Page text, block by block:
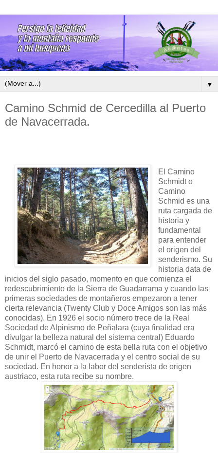
▼
Camino Schmid de Cercedilla al Puerto
de Navacerrada.
El Camino
Schmidt o
Camino
Schmid es una
ruta cargada de
historia y
fundamental
para entender
el origen del
senderismo. Su
historia data de
inicios del siglo pasado, momento en que comienza el
redescubrimiento de la Sierra de Guadarrama y cuando las
primeras sociedades de montañeros empezaron a tener
cierta relevancia (Twenty Club y Doce Amigos son las más
conocidas). En 1926 el socio número trece de la Real
Sociedad de Alpinismo de Peñalara (cuya finalidad era
divulgar la belleza natural del sistema central) Eduardo
Schmidt, marcó el camino de esta bella ruta con el objetivo
de unir el Puerto de Navacerrada y el centro social de su
sociedad. En honor a la labor del senderista de origen
austriaco, esta ruta recibe su nombre.